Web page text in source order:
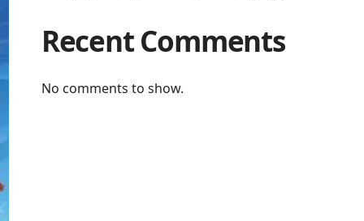
Recent Comments
No comments to show.